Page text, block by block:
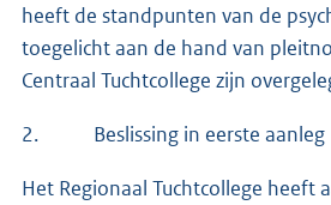
heeft de standpunten van de
toegelicht aan de hand van
Centraal Tuchtcollege zijn
2. Beslissing in eerste aanleg
Het Regionaal Tuchtcollege heeft